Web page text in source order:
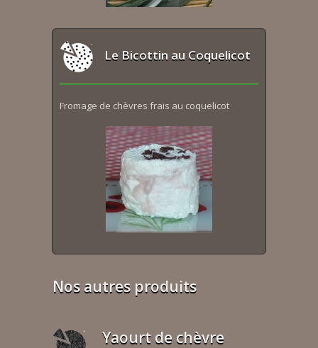
Le Bicottin au Coquelicot
Fromage de chèvres frais au coquelicot
Nos autres produits
Yaourt de chèvre